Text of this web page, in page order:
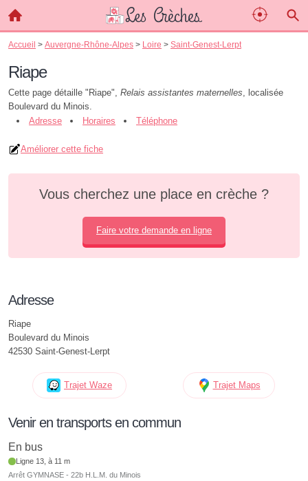
Accueil > Auvergne-Rhône-Alpes > Loire > Saint-Genest-Lerpt
Riape
Cette page détaille "Riape", Relais assistantes maternelles, localisée
Boulevard du Minois.
Adresse
Horaires Téléphone
Améliorer cette fiche
Vous cherchez une place en crèche ?
Faire votre demande en ligne
Adresse
Riape
Boulevard du Minois
42530 Saint-Genest-Lerpt
Trajet Waze Trajet Maps
Venir en transports en commun
En bus
Ligne 13, à 11 m
Arrêt GYMNASE - 22b H.L.M. du Minois